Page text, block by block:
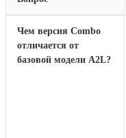
Чем версия Combo
отличается от
базовой модели A2L?